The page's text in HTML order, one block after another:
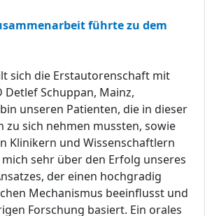
führte zu dem
sich die Erstautorenschaft mit
Detlef Schuppan, Mainz,
unseren Patienten, die in dieser
zu sich nehmen mussten, sowie
Klinikern und Wissenschaftlern
sehr über den Erfolg unseres
der einen hochgradig
Mechanismus beeinflusst und
Forschung basiert. Ein orales